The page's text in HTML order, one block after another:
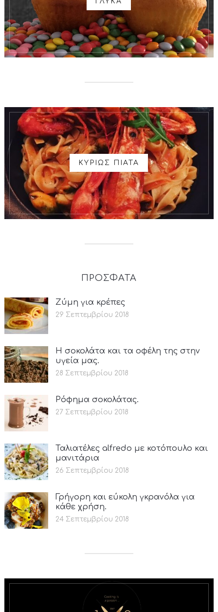
ΚΥΡΙΩΣ ΠΙΑΤΑ
ΠΡΟΣΦΑΤΑ
Ζύμη για κρέπες
29 Σεπτεμβρίου 2018
Η σοκολάτα και τα οφέλη της στην
υγεία μας.
28 Σεπτεμβρίου 2018
Ρόφημα σοκολάτας.
27 Σεπτεμβρίου 2018
Ταλιατέλες alfredo με κοτόπουλο και
μανιτάρια
26 Σεπτεμβρίου 2018
Γρήγορη και εύκολη γκρανόλα για
κάθε χρήση.
24 Σεπτεμβρίου 2018